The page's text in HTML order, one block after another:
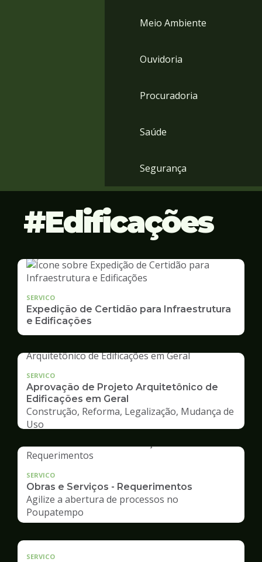
Meio Ambiente
Ouvidoria
Procuradoria
Saúde
Segurança
Edificações
SERVICO
Expedição de Certidão para Infraestrutura
e Edificações
SERVICO
Aprovação de Projeto Arquitetônico de
Edificações em Geral
Construção, Reforma, Legalização, Mudança de
Uso
SERVICO
Obras e Serviços - Requerimentos
Agilize a abertura de processos no
Poupatempo
SERVICO